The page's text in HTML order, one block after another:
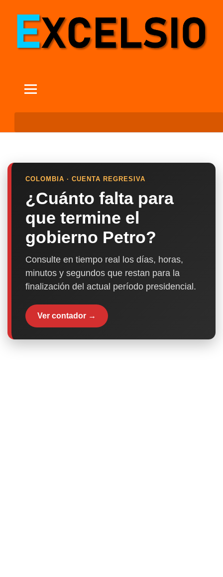
COLOMBIA · CUENTA REGRESIVA
¿Cuánto falta para
que termine el
gobierno Petro?
Consulte en tiempo real los días, horas,
minutos y segundos que restan para la
finalización del actual período presidencial.
Ver contador →